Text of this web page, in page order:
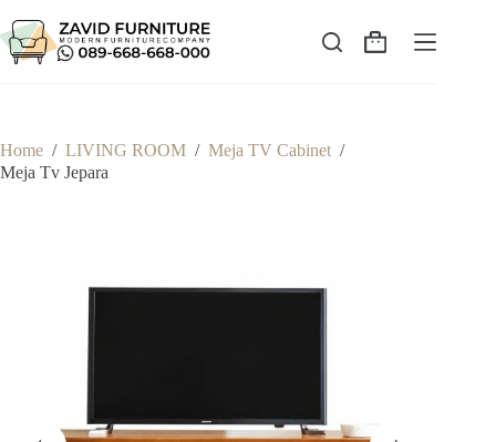
to
content
Shopping
Home / LIVING ROOM / Meja TV Cabinet /
Meja Tv Jepara